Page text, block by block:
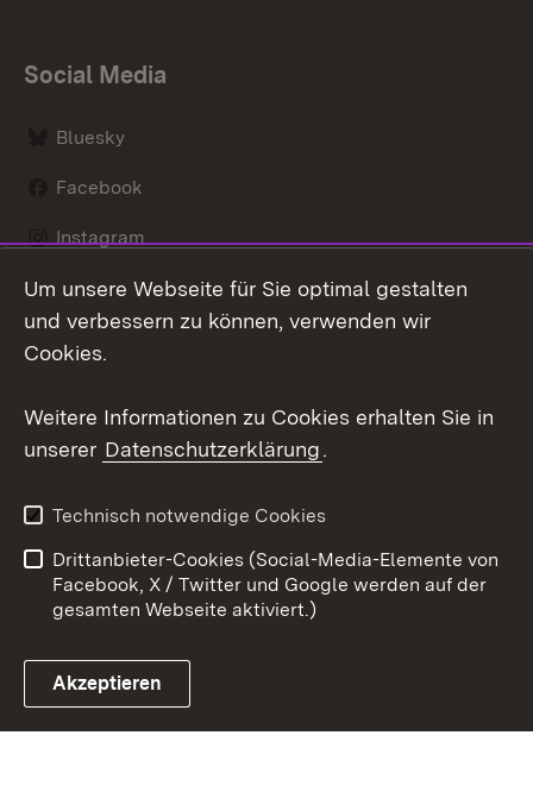
Social Media
Bluesky
Facebook
Instagram
LinkedIn
Link zum Landesportal
Datenschutz
Barrierefreiheit
Impressum
Cookies
Um unsere Webseite für Sie optimal gestalten
und verbessern zu können, verwenden wir
Cookies.
Weitere Informationen zu Cookies erhalten Sie in
unserer Datenschutzerklärung.
Technisch notwendige Cookies
Drittanbieter-Cookies (Social-Media-Elemente von
Facebook, X / Twitter und Google werden auf der
gesamten Webseite aktiviert.)
Akzeptieren